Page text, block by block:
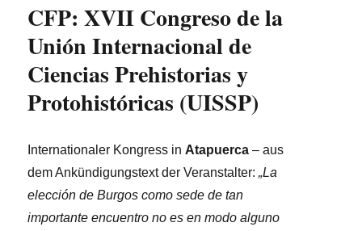
el
CFP: XVII Congreso de la
Unión Internacional de
Ciencias Prehistorias y
Protohistóricas (UISSP)
Internationaler Kongress in Atapuerca – aus
dem Ankündigungstext der Veranstalter:„La
elección de Burgos como sede de tan
importante encuentro no es en modo alguno